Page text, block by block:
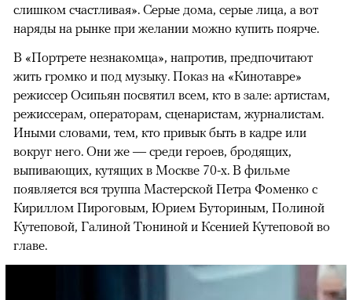
слишком счастливая». Серые дома, серые лица, а вот
наряды на рынке при желании можно купить поярче.
В «Портрете незнакомца», напротив, предпочитают
жить громко и под музыку. Показ на «Кинотавре»
режиссер Осипьян посвятил всем, кто в зале: артистам,
режиссерам, операторам, сценаристам, журналистам.
Иными словами, тем, кто привык быть в кадре или
вокруг него. Они же — среди героев, бродящих,
выпивающих, кутящих в Москве 70-х. В фильме
появляется вся труппа Мастерской Петра Фоменко с
Кириллом Пироговым, Юрием Буториным, Полиной
Кутеповой, Галиной Тюниной и Ксенией Кутеповой во
главе.